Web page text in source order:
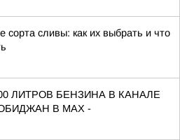
сорта сливы: как их выбрать и что
ЛИТРОВ БЕНЗИНА В КАНАЛЕ
В МАХ -